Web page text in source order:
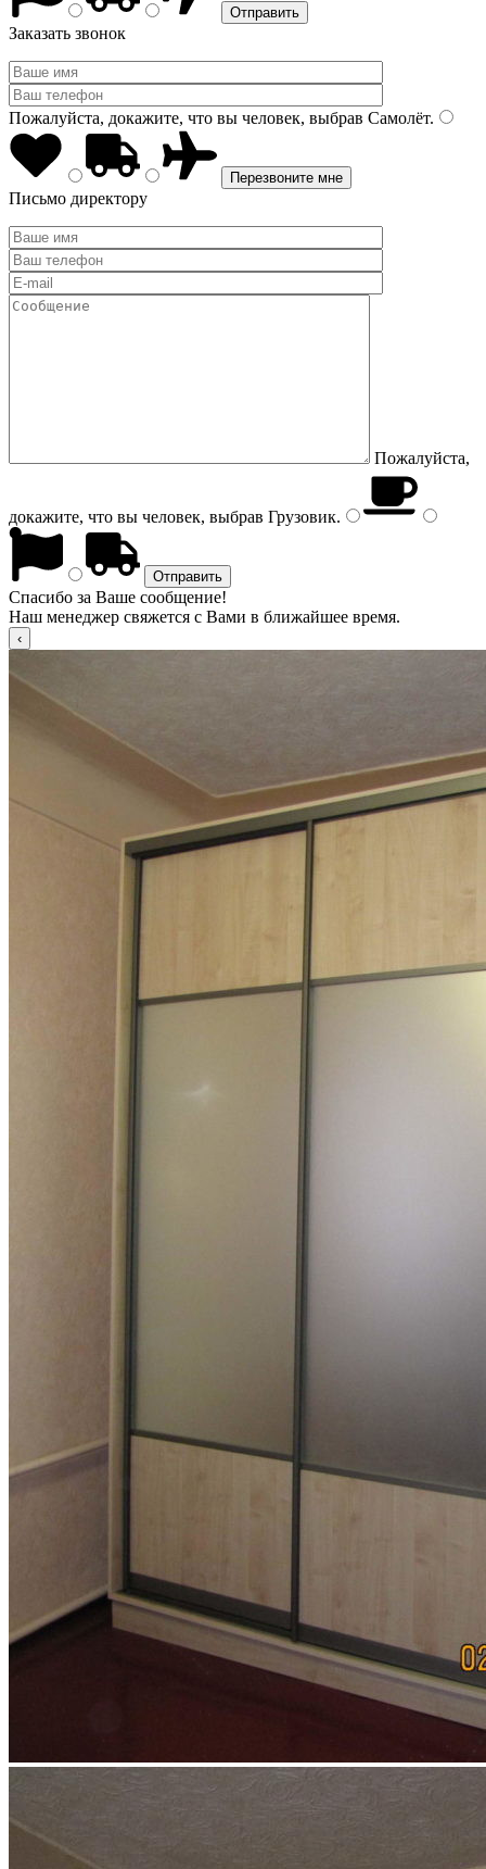
Заказать звонок
Пожалуйста, докажите, что вы человек, выбрав Самолёт.
Письмо директору
Пожалуйста,
докажите, что вы человек, выбрав Грузовик.
Спасибо за Ваше сообщение!
Наш менеджер свяжется с Вами в ближайшее время.